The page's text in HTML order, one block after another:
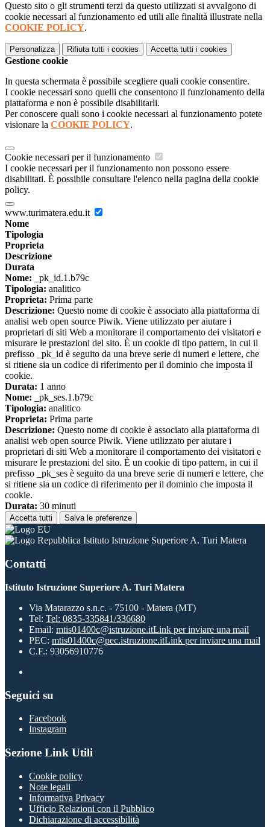
Questo sito o gli strumenti terzi da questo utilizzati si avvalgono di
cookie necessari al funzionamento ed utili alle finalità illustrate nella
COOKIE POLICY.
Personalizza Rifiuta tutti i cookies Accetta tutti i cookies
Gestione cookie
In questa schermata è possibile scegliere quali cookie consentire.
I cookie necessari sono quelli che consentono il funzionamento della
piattaforma e non è possibile disabilitarli.
Per conoscere quali sono i cookie necessari al funzionamento potete
visionare la COOKIE POLICY.
Cookie necessari per il funzionamento
I cookie necessari per il funzionamento non possono essere
disabilitati. È possibile consultare l'elenco nella pagina della cookie
policy.
www.turimatera.edu.it
Nome
Tipologia
Proprieta
Descrizione
Durata
Nome: _pk_id.1.b79c
Tipologia: analitico
Proprieta: Prima parte
Descrizione: Questo nome di cookie è associato alla piattaforma di
analisi web open source Piwik. Viene utilizzato per aiutare i
proprietari di siti Web a monitorare il comportamento dei visitatori e
misurare le prestazioni del sito. È un cookie di tipo pattern, in cui il
prefisso _pk_id è seguito da una breve serie di numeri e lettere, che
si ritiene sia un codice di riferimento per il dominio che imposta il
cookie.
Durata: 1 anno
Nome: _pk_ses.1.b79c
Tipologia: analitico
Proprieta: Prima parte
Descrizione: Questo nome di cookie è associato alla piattaforma di
analisi web open source Piwik. Viene utilizzato per aiutare i
proprietari di siti Web a monitorare il comportamento dei visitatori e
misurare le prestazioni del sito. È un cookie di tipo pattern, in cui il
prefisso _pk_ses è seguito da una breve serie di numeri e lettere, che
si ritiene sia un codice di riferimento per il dominio che imposta il
cookie.
Durata: 30 minuti
Accetta tutti Salva le preferenze
Istituto Istruzione Superiore A. Turi Matera
Contatti
Istituto Istruzione Superiore A. Turi Matera
Via Matarazzo s.n.c. - 75100 - Matera (MT)
Tel: Tel: 0835-335841/336680
Email: mtis01400c@istruzione.itLink per inviare una mail
PEC: mtis01400c@pec.istruzione.itLink per inviare una mail
C.F.: 93056910776
Seguici su
Facebook
Instagram
Sezione Link Utili
Cookie policy
Note legali
Informativa Privacy
Ufficio Relazioni con il Pubblico
Dichiarazione di accessibilità